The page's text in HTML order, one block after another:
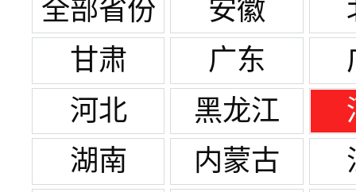
全部省份
安徽
甘肃
广东
河北
黑龙江
湖南
内蒙古